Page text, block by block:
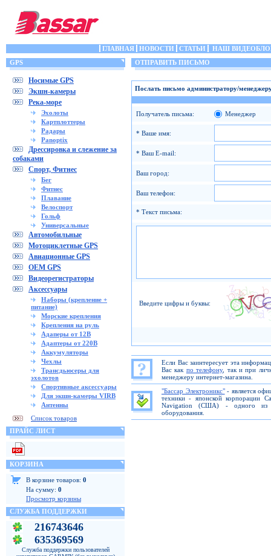
ГЛАВНАЯ НОВОСТИ СТАТЬИ
НАШ
GPS
Носимые GPS
Экшн-камеры
Река-море
Эхолоты
Картплоттеры
Радары
Panoptix
Дрессировка и слежение за
собаками
Спорт, Фитнес
Бег
Фитнес
Плавание
Велоспорт
Гольф
Универсальные
Автомобильные
Мотоциклетные GPS
Авиационные GPS
OEM GPS
Видеорегистраторы
Аксессуары
Наборы (крепление +
питание)
Морские крепления
Крепления на руль
Адаперы от 12В
Адаптеры от 220В
Аккумуляторы
Чехлы
Трансдьюсеры для
эхолотов
Спортивные аксессуары
Для экшн-камеры VIRB
Антенны
Список товаров
ПРАЙС ЛИСТ
КОРЗИНА
В корзине товаров: 0
На сумму: 0
Просмотр корзины
СЛУЖБА ПОДДЕРЖКИ
216743646
635369569
Служба поддержки пользователей
ОТПРАВИТЬ ПИСЬМО
Послать письмо администратору/
Получатель письма: Менеджер
* Ваше имя:
* Ваш E-mail:
Ваш город:
Ваш телефон:
* Текст письма:
Введите цифры и буквы:
Если Вас заинтересует эта
Вас как по телефону, так и при
менеджеру интернет-магазина.
"Бассар Электроникс"- является
техники - японской корпорации
Navigation (США) - одного из
оборудования.